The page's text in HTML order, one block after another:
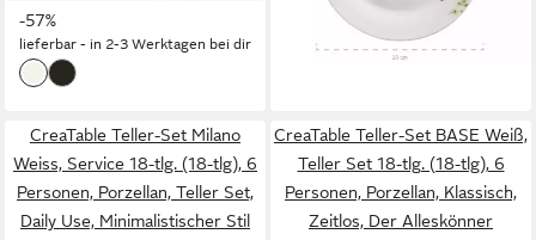
-57%
lieferbar - in 2-3 Werktagen bei dir
CreaTable Teller-Set Milano
Weiss, Service 18-tlg. (18-tlg), 6
Personen, Porzellan, Teller Set,
Daily Use, Minimalistischer Stil
CreaTable Teller-Set BASE Weiß,
Teller Set 18-tlg. (18-tlg), 6
Personen, Porzellan, Klassisch,
Zeitlos, Der Alleskönner